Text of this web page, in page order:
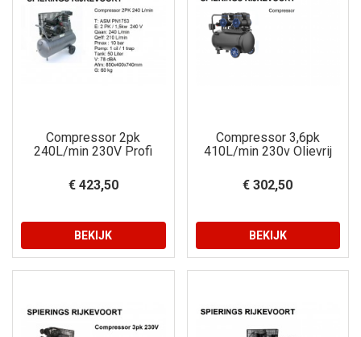
Compressor 2pk
240L/min 230V Profi
€ 423,50
BEKIJK
Compressor 3,6pk
410L/min 230v Olievrij
€ 302,50
BEKIJK